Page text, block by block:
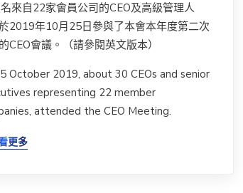
來自22家會員公司的CEO及高級管理人
2019年10月25日參與了本會本年度第二次
CEO會議。（請參閱英文版本）
October 2019, about 30 CEOs and senior
representing 22 member
attended the CEO Meeting.
更多